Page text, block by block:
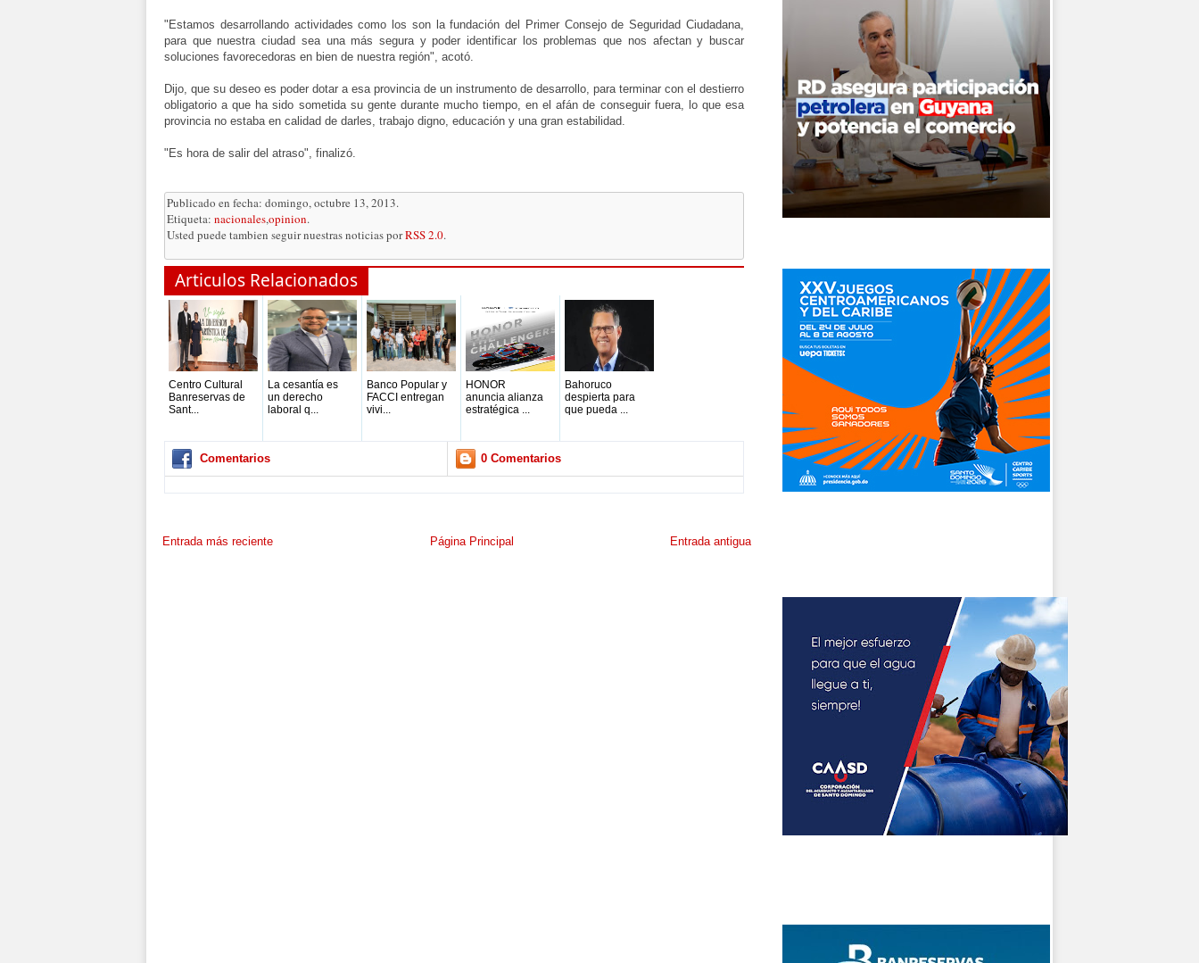
"Estamos desarrollando actividades como los son la fundación del Primer Consejo de Seguridad Ciudadana,
para que nuestra ciudad sea una más segura y poder identificar los problemas que nos afectan y buscar
soluciones favorecedoras en bien de nuestra región", acotó.
Dijo, que su deseo es poder dotar a esa provincia de un instrumento de desarrollo, para terminar con el destierro
obligatorio a que ha sido sometida su gente durante mucho tiempo, en el afán de conseguir fuera, lo que esa
provincia no estaba en calidad de darles, trabajo digno, educación y una gran estabilidad.
"Es hora de salir del atraso", finalizó.
Publicado en fecha: domingo, octubre 13, 2013.
Etiqueta: nacionales,opinion.
Usted puede tambien seguir nuestras noticias porRSS 2.0.
Articulos Relacionados
Centro Cultural
Banreservas de
Sant...
La cesantía es
un derecho
laboral q...
Banco Popular y
FACCI entregan
vivi...
HONOR
anuncia alianza
estratégica ...
Bahoruco
despierta para
que pueda ...
Comentarios 0 Comentarios
Entrada más reciente Entrada antigua
Página Principal